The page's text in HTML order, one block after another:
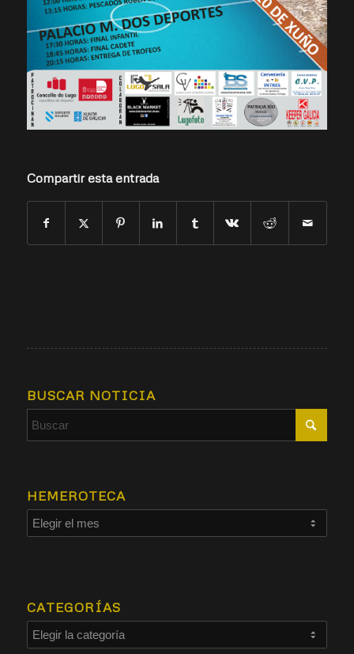
Compartir esta entrada
BUSCAR NOTICIA
HEMEROTECA
CATEGORÍAS